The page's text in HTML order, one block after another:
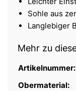
Sohle aus
Langlebiger
Mehr zu
Artikelnummer:
Obermaterial: